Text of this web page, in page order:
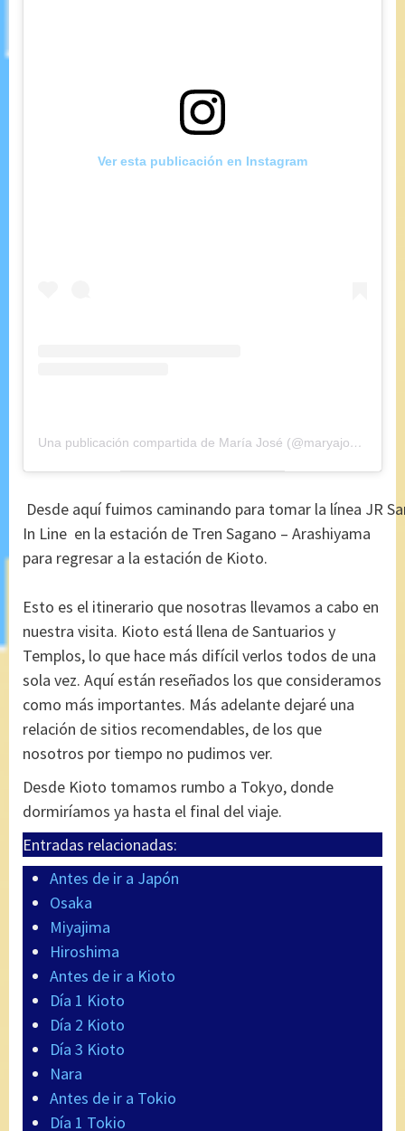
Ver esta publicación en Instagram
Una publicación compartida de María José (@maryajosess)
Desde aquí fuimos caminando para tomar la línea JR
In Line en la estación de Tren Sagano – Arashiyama
para regresar a la estación de Kioto.
Esto es el itinerario que nosotras llevamos a cabo en
nuestra visita. Kioto está llena de Santuarios y
Templos, lo que hace más difícil verlos todos de una
sola vez. Aquí están reseñados los que consideramos
como más importantes. Más adelante dejaré una
relación de sitios recomendables, de los que
nosotros por tiempo no pudimos ver.
Desde Kioto tomamos rumbo a Tokyo, donde
dormiríamos ya hasta el final del viaje.
Entradas relacionadas:
Antes de ir a Japón
Osaka
Miyajima
Hiroshima
Antes de ir a Kioto
Día 1 Kioto
Día 2 Kioto
Día 3 Kioto
Nara
Antes de ir a Tokio
Día 1 Tokio